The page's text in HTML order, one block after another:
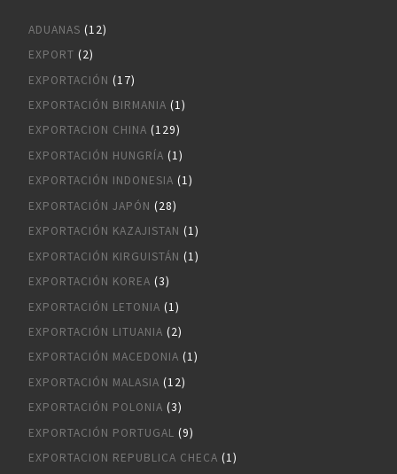
ADUANAS (12)
EXPORT (2)
EXPORTACIÓN (17)
EXPORTACIÓN BIRMANIA (1)
EXPORTACION CHINA (129)
EXPORTACIÓN HUNGRÍA (1)
EXPORTACIÓN INDONESIA (1)
EXPORTACIÓN JAPÓN (28)
EXPORTACIÓN KAZAJISTAN (1)
EXPORTACIÓN KIRGUISTÁN (1)
EXPORTACIÓN KOREA (3)
EXPORTACIÓN LETONIA (1)
EXPORTACIÓN LITUANIA (2)
EXPORTACIÓN MACEDONIA (1)
EXPORTACIÓN MALASIA (12)
EXPORTACIÓN POLONIA (3)
EXPORTACIÓN PORTUGAL (9)
EXPORTACION REPUBLICA CHECA (1)